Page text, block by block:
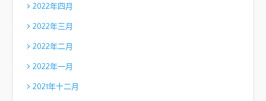
2022年四月
2022年三月
2022年二月
2022年一月
2021年十二月